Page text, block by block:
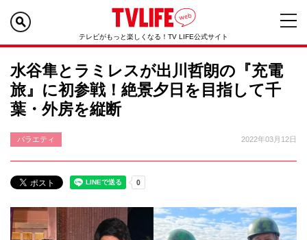
テレビがもっと楽しくなる！TV LIFE公式サイト
水谷隼とラミレスが出川哲朗の『充電
旅』に初参戦！絶景夕日を目指して千
葉・外房を縦断
バラエティ 2022年03月12日